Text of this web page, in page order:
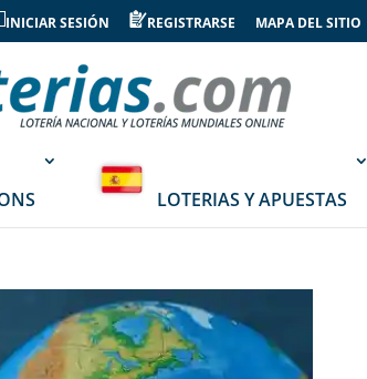
INICIAR SESIÓN REGISTRARSE MAPA DEL SITIO
LOTERIAS Y APUESTAS